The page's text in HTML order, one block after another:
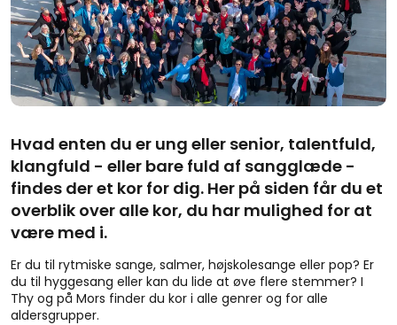
Hvad enten du er ung eller senior, talentfuld,
klangfuld - eller bare fuld af sangglæde -
findes der et kor for dig. Her på siden får du et
overblik over alle kor, du har mulighed for at
være med i.
Er du til rytmiske sange, salmer, højskolesange eller pop? Er
du til hyggesang eller kan du lide at øve flere stemmer? I
Thy og på Mors finder du kor i alle genrer og for alle
aldersgrupper.